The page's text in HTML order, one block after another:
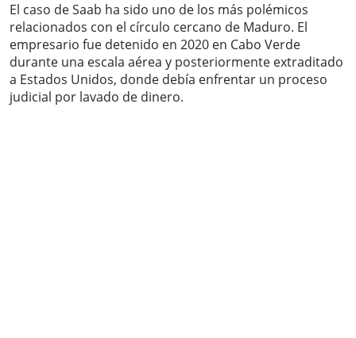
El caso de Saab ha sido uno de los más polémicos
relacionados con el círculo cercano de Maduro. El
empresario fue detenido en 2020 en Cabo Verde
durante una escala aérea y posteriormente extraditado
a Estados Unidos, donde debía enfrentar un proceso
judicial por lavado de dinero.